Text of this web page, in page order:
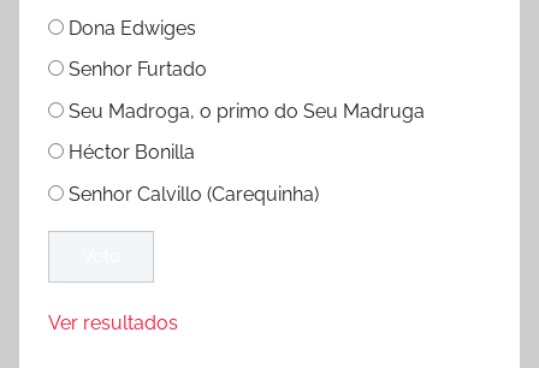
Dona Edwiges
Senhor Furtado
Seu Madroga, o primo do Seu Madruga
Héctor Bonilla
Senhor Calvillo (Carequinha)
Ver resultados